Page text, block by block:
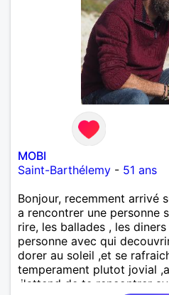
MOBI
Saint-Barthélemy - 51 ans
Bonjour, recemment arrivé
a rencontrer une personne
rire, les ballades , les
personne avec qui
dorer au soleil ,et se
temperament plutot jovial
,j'attend de te rencontrer